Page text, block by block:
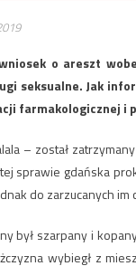
o areszt
seksualne. Jak
farmakologicznej i
– został
sprawie gdańska
do zarzucanych im
był szarpany i
wybiegł z